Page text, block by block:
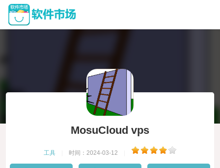
MosuCloud vps
工具 时间：2024-03-12